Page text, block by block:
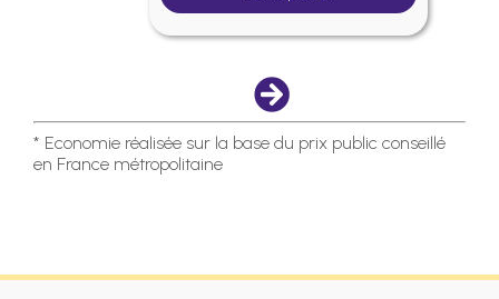
* Economie réalisée sur la base du prix public conseillé
en France métropolitaine